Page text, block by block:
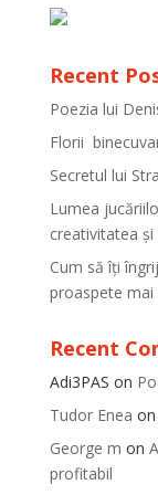
Recent
Poezia lui
Florii
Secretul lui
Lumea
creativitatea
Cum să îți
proaspete
Recent
Adi3PAS on
Tudor Enea on
George m on
profitabil